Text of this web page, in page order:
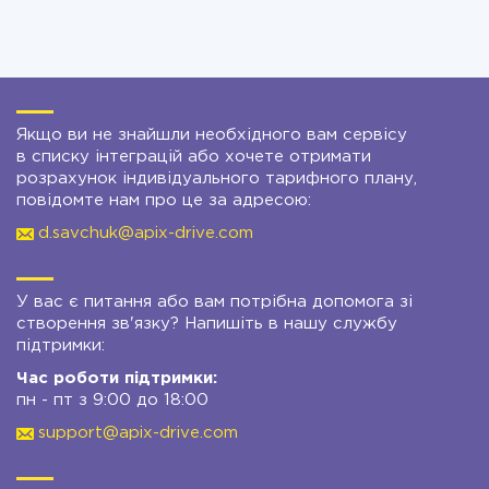
Якщо ви не знайшли необхідного вам сервісу
в списку інтеграцій або хочете отримати
розрахунок індивідуального тарифного плану,
повідомте нам про це за адресою:
d.savchuk@apix-drive.com
У вас є питання або вам потрібна допомога зі
створення зв'язку? Напишіть в нашу службу
підтримки:
Час роботи підтримки:
пн - пт з 9:00 до 18:00
support@apix-drive.com